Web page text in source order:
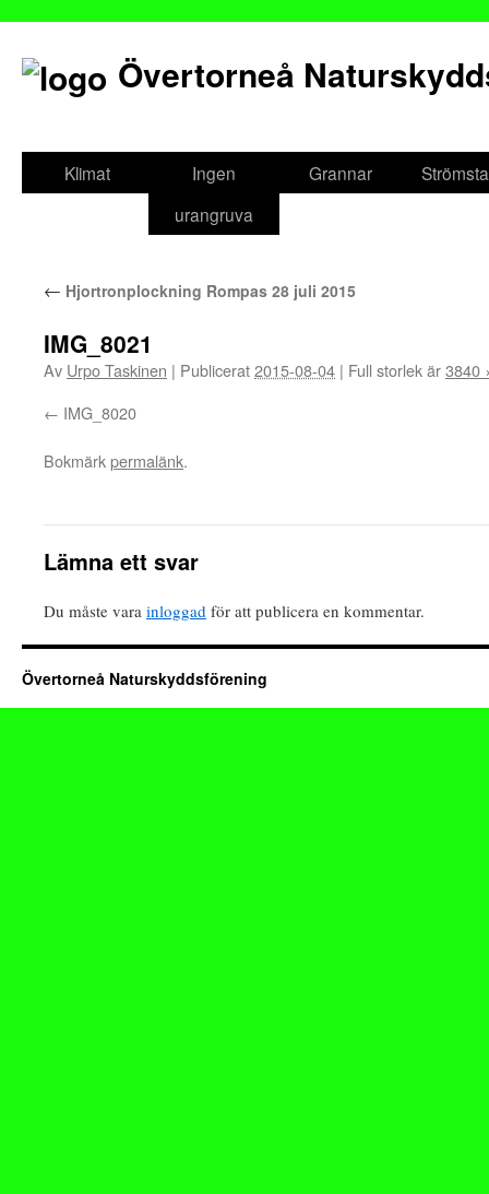
Övertorneå
Gå
innehållKlimat
Ingen
urangruva
Grannar
← Hjortronplockning Rompas 28 juli 2015
IMG_8021
Av Urpo Taskinen | Publicerat2015-08-04 | Full storlek är3840
IMG_8020
Bokmärkpermalänk.
Lämna ett svar
Du måste vara inloggad för att publicera en kommentar.
Övertorneå Naturskyddsförening